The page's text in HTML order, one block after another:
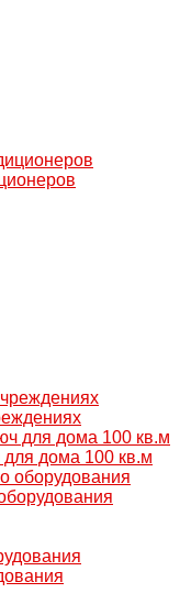
дома 100 кв.м